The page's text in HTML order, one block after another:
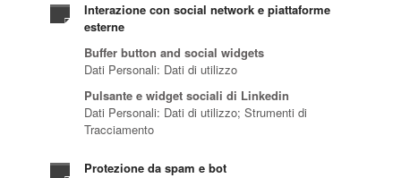
Interazione con social network e piattaforme
esterne
Buffer button and social widgets
Dati Personali: Dati di utilizzo
Pulsante e widget sociali di Linkedin
Dati Personali: Dati di utilizzo; Strumenti di
Tracciamento
Protezione da spam e bot